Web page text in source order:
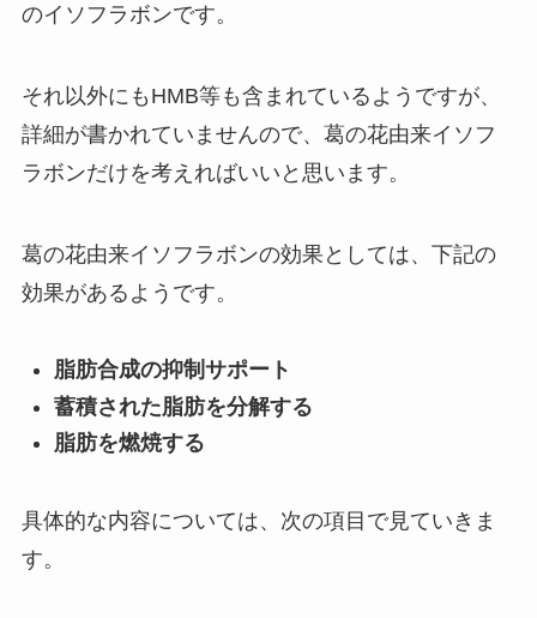
のイソフラボンです。
それ以外にもHMB等も含まれているようですが、
詳細が書かれていませんので、葛の花由来イソフ
ラボンだけを考えればいいと思います。
葛の花由来イソフラボンの効果としては、下記の
効果があるようです。
脂肪合成の抑制サポート
蓄積された脂肪を分解する
脂肪を燃焼する
具体的な内容については、次の項目で見ていきま
す。